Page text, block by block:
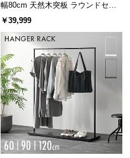
幅80cm 天然木突板 ラウンドセン
ターテーブル 美しい格子デザイン
￥39,999